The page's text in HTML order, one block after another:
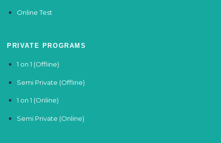
Online Test
PRIVATE PROGRAMS
1 on 1 (Offline)
Semi Private (Offline)
1 on 1 (Online)
Semi Private (Online)